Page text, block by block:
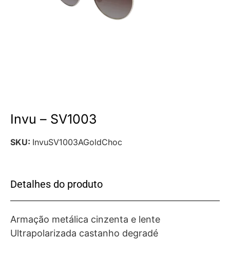
Invu – SV1003
SKU: InvuSV1003AGoldChoc
Detalhes do produto
Armação metálica cinzenta e lente
Ultrapolarizada castanho degradé